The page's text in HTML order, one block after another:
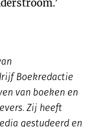
Boekredactie
van boeken en
Zij heeft
gestudeerd en